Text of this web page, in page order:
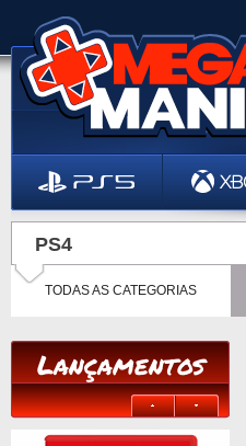
PS4
TODAS AS CATEGORIAS
Lançamentos